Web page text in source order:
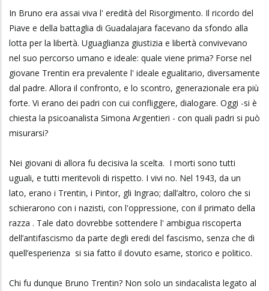
In Bruno era assai viva l' eredità del Risorgimento. Il ricordo del
Piave e della battaglia di Guadalajara facevano da sfondo alla
lotta per la libertà. Uguaglianza giustizia e libertà convivevano
nel suo percorso umano e ideale: quale viene prima? Forse nel
giovane Trentin era prevalente l' ideale egualitario, diversamente
dal padre. Allora il confronto, e lo scontro, generazionale era più
forte. Vi erano dei padri con cui confliggere, dialogare. Oggi -si è
chiesta la psicoanalista Simona Argentieri - con quali padri si può
misurarsi?
Nei giovani di allora fu decisiva la scelta. I morti sono tutti
uguali, e tutti meritevoli di rispetto. I vivi no. Nel 1943, da un
lato, erano i Trentin, i Pintor, gli Ingrao; dall’altro, coloro che si
schierarono con i nazisti, con l'oppressione, con il primato della
razza . Tale dato dovrebbe sottendere l' ambigua riscoperta
dell’antifascismo da parte degli eredi del fascismo, senza che di
quell’esperienza si sia fatto il dovuto esame, storico e politico.
Chi fu dunque Bruno Trentin? Non solo un sindacalista legato al